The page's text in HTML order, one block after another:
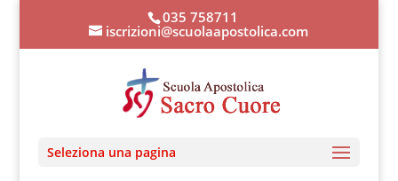
035 758711
iscrizioni@scuolaapostolica.com
Seleziona una pagina